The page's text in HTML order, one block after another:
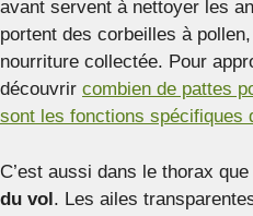
avant servent à nettoyer les
portent des corbeilles à
nourriture collectée. Pour
découvrir combien de pattes
sont les fonctions spécifiques
C’est aussi dans le thorax
du vol. Les ailes